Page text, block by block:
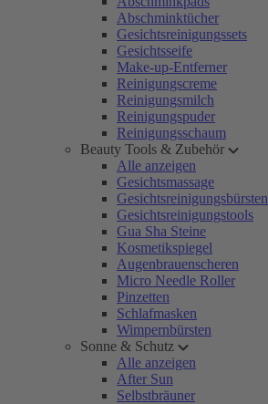
Abschminktücher
Gesichtsreinigungssets
Gesichtsseife
Make-up-Entferner
Reinigungscreme
Reinigungsmilch
Reinigungspuder
Reinigungsschaum
Beauty Tools & Zubehör
Alle anzeigen
Gesichtsmassage
Gesichtsreinigungsbürsten
Gesichtsreinigungstools
Gua Sha Steine
Kosmetikspiegel
Augenbrauenscheren
Micro Needle Roller
Pinzetten
Schlafmasken
Wimpernbürsten
Sonne & Schutz
Alle anzeigen
After Sun
Selbstbräuner